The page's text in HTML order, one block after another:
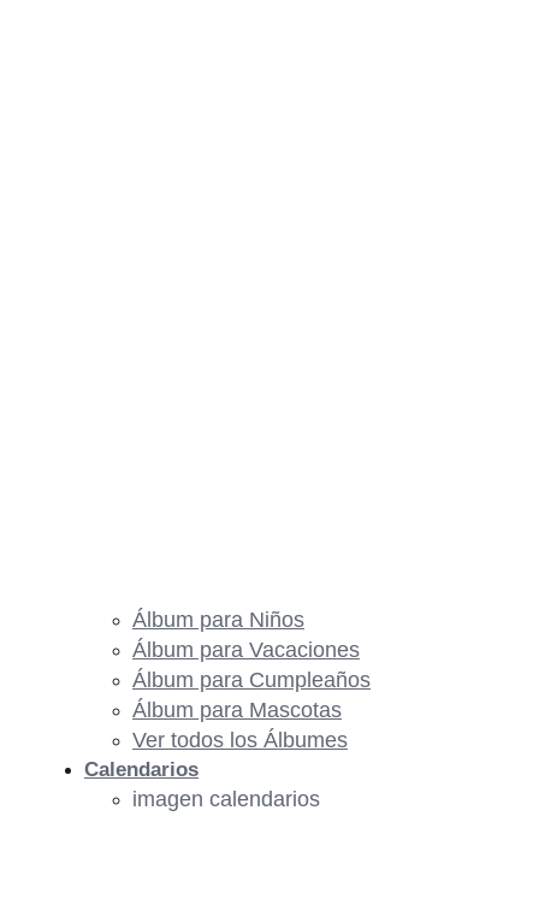
Álbum para Niños
Álbum para Vacaciones
Álbum para Cumpleaños
Álbum para Mascotas
Ver todos los Álbumes
Calendarios
imagen calendarios